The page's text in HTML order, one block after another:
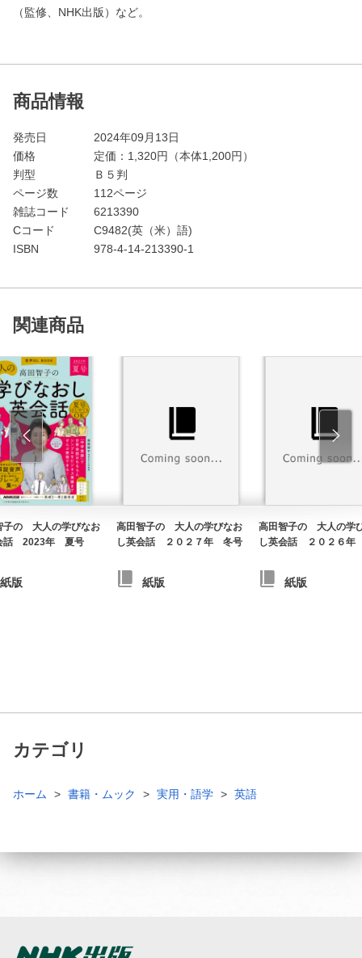
（監修、NHK出版）など。
商品情報
発売日
2024年09月13日
価格
定価： 1,320円（本体1,200円）
判型
Ｂ５判
ページ数
112ページ
雑誌コード
6213390
Cコード
C9482(英（米）語)
ISBN
978-4-14-213390-1
関連商品
子の 大人の学びなお
話 2023年 夏号
紙版
高田智子の 大人の学びなお
し英会話 ２０２７年 冬号
紙版
高田智子の 大人の学
し英会話 ２０２６
紙版
カテゴリ
ホーム 書籍・ムック 実用・語学 英語